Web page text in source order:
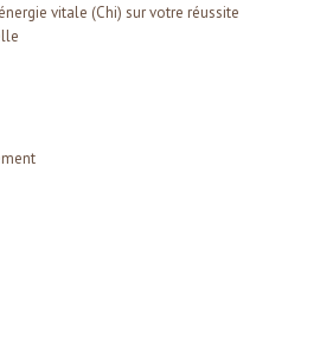
vitale (Chi) sur votre réussite